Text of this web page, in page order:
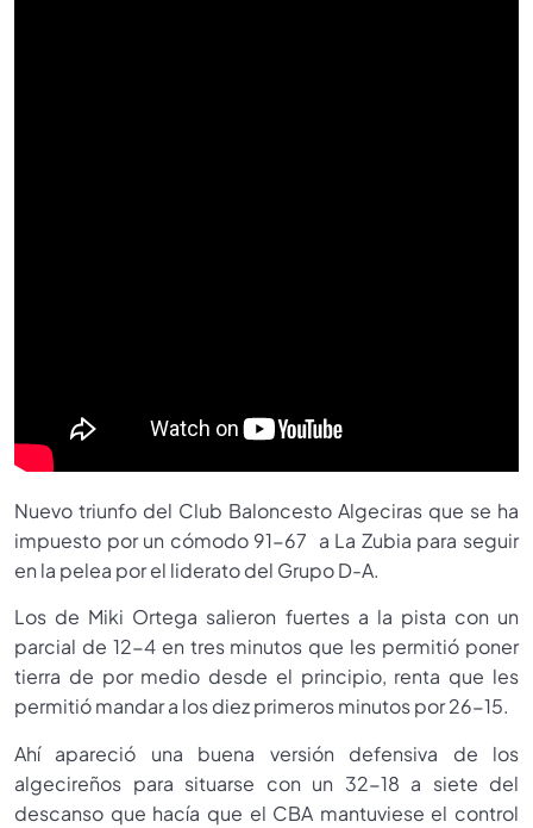
Nuevo triunfo del Club Baloncesto Algeciras que se ha
impuesto por un cómodo 91-67 a La Zubia para seguir
en la pelea por el liderato del Grupo D-A.
Los de Miki Ortega salieron fuertes a la pista con un
parcial de 12-4 en tres minutos que les permitió poner
tierra de por medio desde el principio, renta que les
permitió mandar a los diez primeros minutos por 26-15.
Ahí apareció una buena versión defensiva de los
algecireños para situarse con un 32-18 a siete del
descanso que hacía que el CBA mantuviese el control